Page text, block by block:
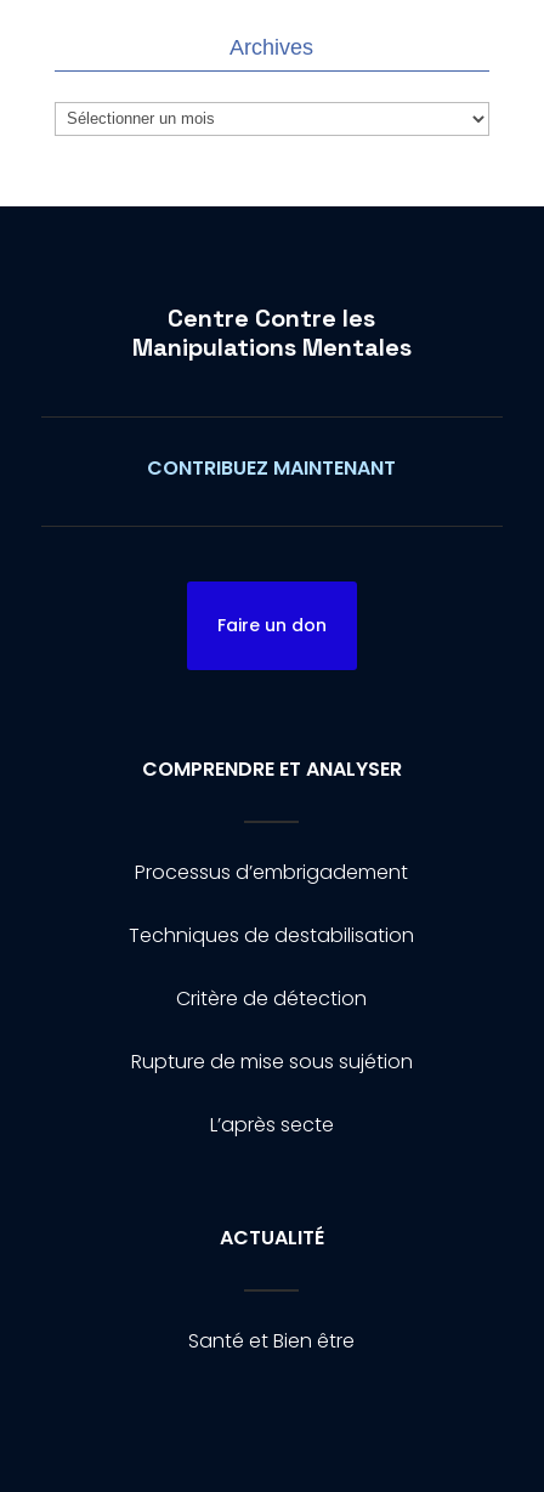
Archives
Archives
Centre Contre les
Manipulations Mentales
CONTRIBUEZ MAINTENANT
Faire un don
COMPRENDRE ET ANALYSER
Processus d’embrigadement
Techniques de destabilisation
Critère de détection
Rupture de mise sous sujétion
L’après secte
ACTUALITÉ
Santé et Bien être